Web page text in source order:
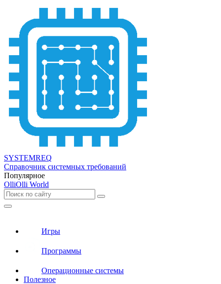
SYSTEMREQ
Справочник системных требований
Популярное
OlliOlli World
Игры
Программы
Операционные системы
Полезное